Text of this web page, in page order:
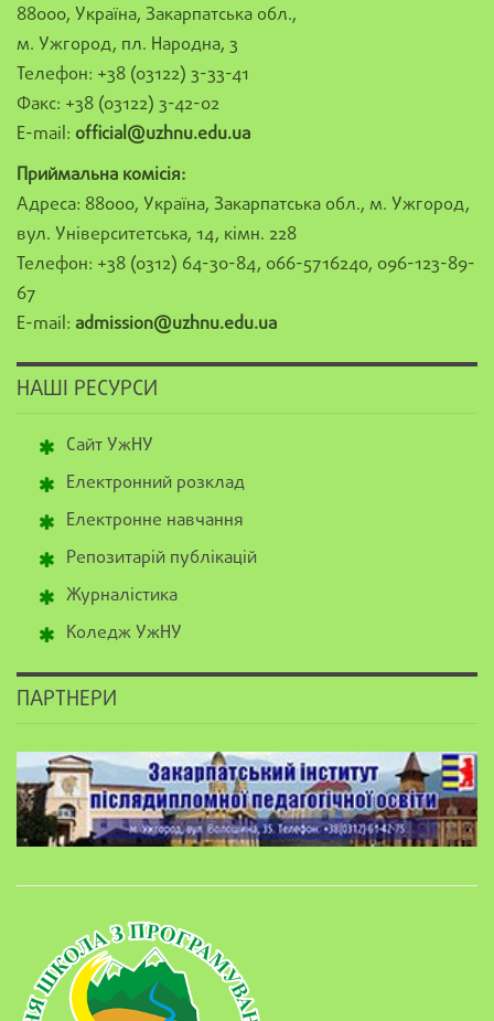
88000, Україна, Закарпатська обл.,
м. Ужгород, пл. Народна, 3
Телефон: +38 (03122) 3-33-41
Факс: +38 (03122) 3-42-02
E-mail: official@uzhnu.edu.ua
Приймальна комісія:
Адреса: 88000, Україна, Закарпатська обл., м. Ужгород,
вул. Університетська, 14, кімн. 228
Телефон: +38 (0312) 64-30-84, 066-5716240, 096-123-89-
67
E-mail: admission@uzhnu.edu.ua
НАШІ РЕСУРСИ
Сайт УжНУ
Електронний розклад
Електронне навчання
Репозитарій публікацій
Журналістика
Коледж УжНУ
ПАРТНЕРИ